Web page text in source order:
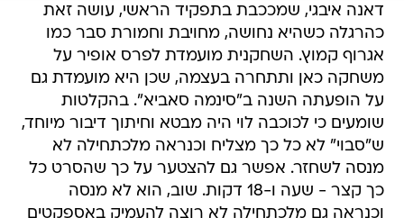
דאנה איבגי, שמככבת בתפקיד הראשי, עושה זאת
כהרגלה כשהיא נחושה, מחויבת וחמורת סבר כמו
אגרוף קמוץ. השחקנית מועמדת לפרס אופיר על
משחקה כאן ותתחרה בעצמה, שכן היא מועמדת גם
על הופעתה השנה ב"סינמה סאביא". בהקלטות
שומעים כי לכוכבה לוי היה מבטא וחיתוך דיבור מיוחד,
ש"סבוי" לא כל כך מצליח וכנראה מלכתחילה לא
מנסה לשחזר. אפשר גם להצטער על כך שהסרט כל
כך קצר - שעה ו-18 דקות. שוב, הוא לא מנסה
וכנראה גם מלכתחילה לא רוצה להעמיק באספקטים